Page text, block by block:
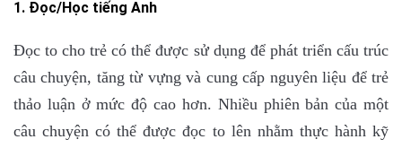
1. Đọc/Học tiếng Anh
Đọc to cho trẻ có thể được sử dụng để phát triển cấu trúc
câu chuyện, tăng từ vựng và cung cấp nguyên liệu để trẻ
thảo luận ở mức độ cao hơn. Nhiều phiên bản của một
câu chuyện có thể được đọc to lên nhằm thực hành kỹ